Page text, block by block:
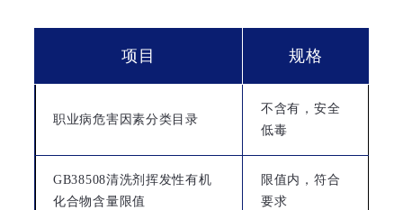
项目 规格
职业病危害因素分类目录
不含有，安全
低毒
GB38508清洗剂挥发性有机
化合物含量限值
限值内，符合
要求